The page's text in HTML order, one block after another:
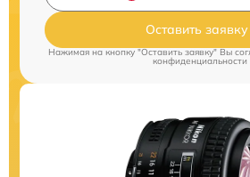
Оставить заявку
Нажимая на кнопку "Оставить заявку" Вы
конфиденциальности